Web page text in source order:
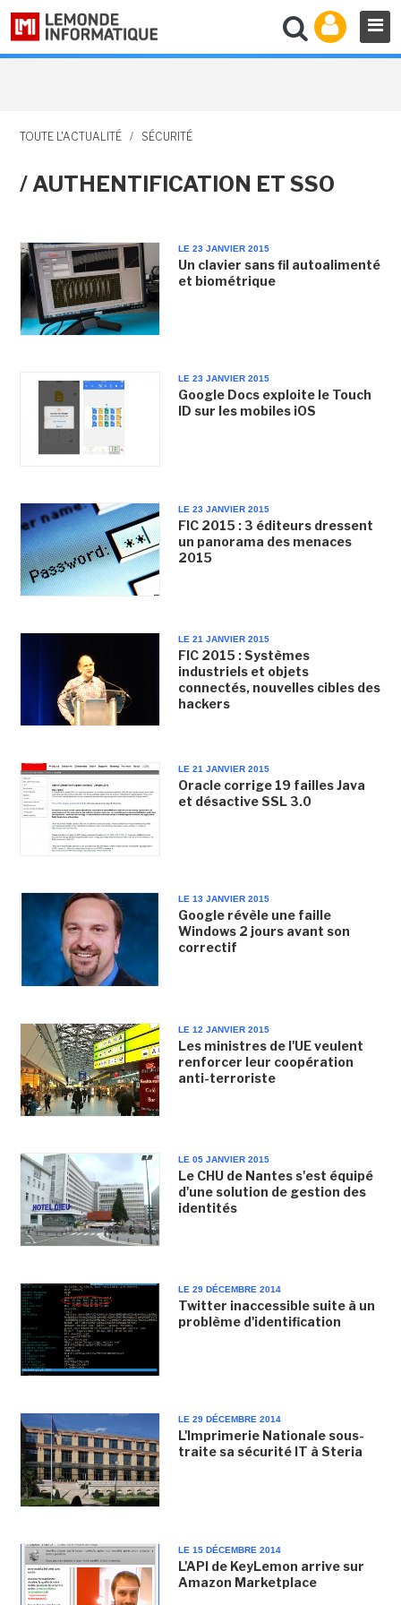
TOUTE L'ACTUALITÉ / SÉCURITÉ
/ AUTHENTIFICATION ET SSO
LE 23 JANVIER 2015
Un clavier sans fil autoalimenté
et biométrique
LE 23 JANVIER 2015
Google Docs exploite le Touch
ID sur les mobiles iOS
LE 23 JANVIER 2015
FIC 2015 : 3 éditeurs dressent
un panorama des menaces
2015
LE 21 JANVIER 2015
FIC 2015 : Systèmes
industriels et objets
connectés, nouvelles cibles des
hackers
LE 21 JANVIER 2015
Oracle corrige 19 failles Java
et désactive SSL 3.0
LE 13 JANVIER 2015
Google révèle une faille
Windows 2 jours avant son
correctif
LE 12 JANVIER 2015
Les ministres de l'UE veulent
renforcer leur coopération
anti-terroriste
LE 05 JANVIER 2015
Le CHU de Nantes s'est équipé
d'une solution de gestion des
identités
LE 29 DÉCEMBRE 2014
Twitter inaccessible suite à un
problème d'identification
LE 29 DÉCEMBRE 2014
L'Imprimerie Nationale sous-
traite sa sécurité IT à Steria
LE 15 DÉCEMBRE 2014
L'API de KeyLemon arrive sur
Amazon Marketplace